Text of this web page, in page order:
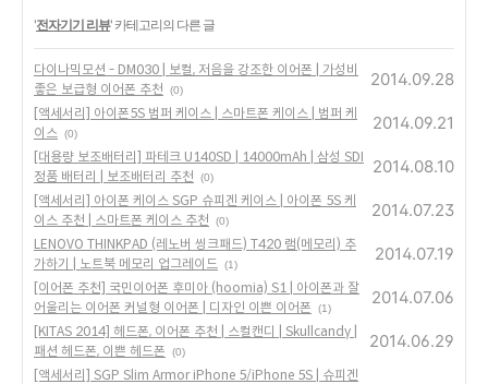
'전자기기 리뷰' 카테고리의 다른 글
다이나믹모션 - DM030 | 보컬, 저음을 강조한 이어폰 | 가성비
좋은 보급형 이어폰 추천
(0)
2014.09.28
[액세서리] 아이폰5S 범퍼 케이스 | 스마트폰 케이스 | 범퍼 케
이스
(0)
2014.09.21
[대용량 보조배터리] 파테크 U140SD | 14000mAh | 삼성 SDI
정품 배터리 | 보조배터리 추천
(0)
2014.08.10
[액세서리] 아이폰 케이스 SGP 슈피겐 케이스 | 아이폰 5S 케
이스 추천 | 스마트폰 케이스 추천
(0)
2014.07.23
LENOVO THINKPAD (레노버 씽크패드) T420 램(메모리) 추
가하기 | 노트북 메모리 업그레이드
(1)
2014.07.19
[이어폰 추천] 국민이어폰 후미아 (hoomia) S1 | 아이폰과 잘
어울리는 이어폰 커널형 이어폰 | 디자인 이쁜 이어폰
(1)
2014.07.06
[KITAS 2014] 헤드폰, 이어폰 추천 | 스컬캔디 | Skullcandy |
패션 헤드폰, 이쁜 헤드폰
(0)
2014.06.29
[액세서리] SGP Slim Armor iPhone 5/iPhone 5S | 슈피겐